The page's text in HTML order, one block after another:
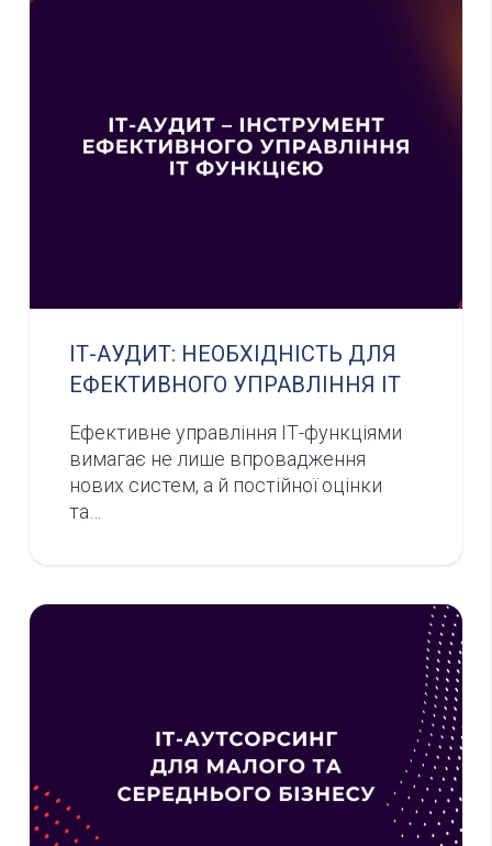
ІТ-АУДИТ: НЕОБХІДНІСТЬ ДЛЯ
ЕФЕКТИВНОГО УПРАВЛІННЯ ІТ
Ефективне управління ІТ-функціями
вимагає не лише впровадження
нових систем, а й постійної оцінки
та…